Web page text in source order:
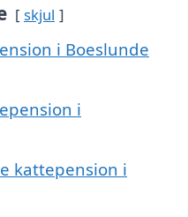
skjul
i Boeslunde
i
kattepension i